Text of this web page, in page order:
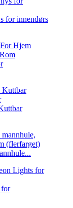
for innendørs
for